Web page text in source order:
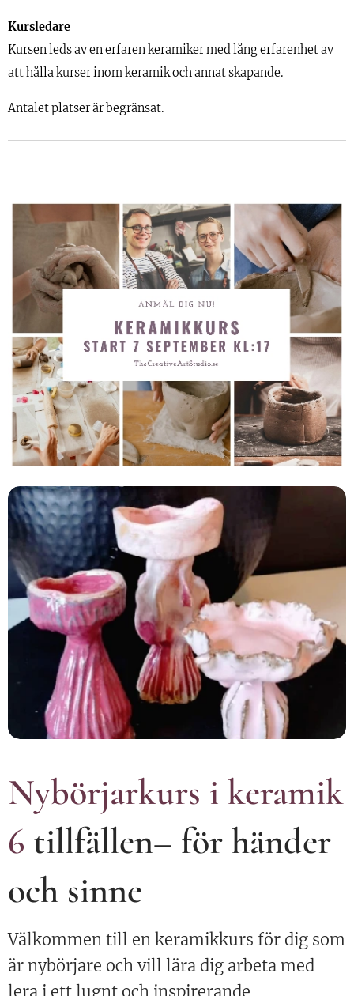
Kursledare
Kursen leds av en erfaren keramiker med lång erfarenhet av
att hålla kurser inom keramik och annat skapande.
Antalet platser är begränsat.
Nybörjarkurs i keramik
6 tillfällen– för händer
och sinne
Välkommen till en keramikkurs för dig som
är nybörjare och vill lära dig arbeta med
lera i ett lugnt och inspirerande